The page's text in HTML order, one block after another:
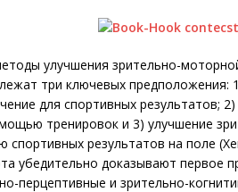
улучшения зрительно-
три ключевых предположения:
для спортивных результатов;
тренировок и 3) улучшение
спортивных результатов на поле
убедительно доказывают первое
перцептивные и зрительно-